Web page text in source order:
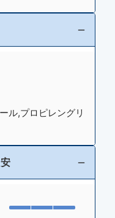
ル,プロピレングリ